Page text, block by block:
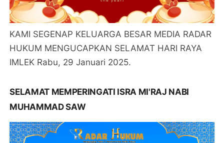
KAMI SEGENAP KELUARGA BESAR MEDIA RADAR
HUKUM MENGUCAPKAN SELAMAT HARI RAYA
IMLEK Rabu, 29 Januari 2025.
SELAMAT MEMPERINGATI ISRA MI'RAJ NABI
MUHAMMAD SAW